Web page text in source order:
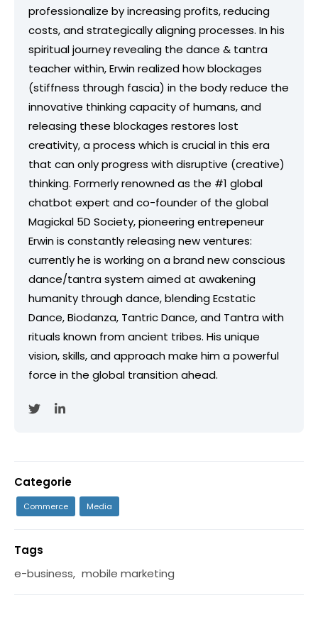
professionalize by increasing profits, reducing
costs, and strategically aligning processes. In his
spiritual journey revealing the dance & tantra
teacher within, Erwin realized how blockages
(stiffness through fascia) in the body reduce the
innovative thinking capacity of humans, and
releasing these blockages restores lost
creativity, a process which is crucial in this era
that can only progress with disruptive (creative)
thinking. Formerly renowned as the #1 global
chatbot expert and co-founder of the global
Magickal 5D Society, pioneering entrepeneur
Erwin is constantly releasing new ventures:
currently he is working on a brand new conscious
dance/tantra system aimed at awakening
humanity through dance, blending Ecstatic
Dance, Biodanza, Tantric Dance, and Tantra with
rituals known from ancient tribes. His unique
vision, skills, and approach make him a powerful
force in the global transition ahead.
Categorie
Commerce Media
Tags
e-business, mobile marketing